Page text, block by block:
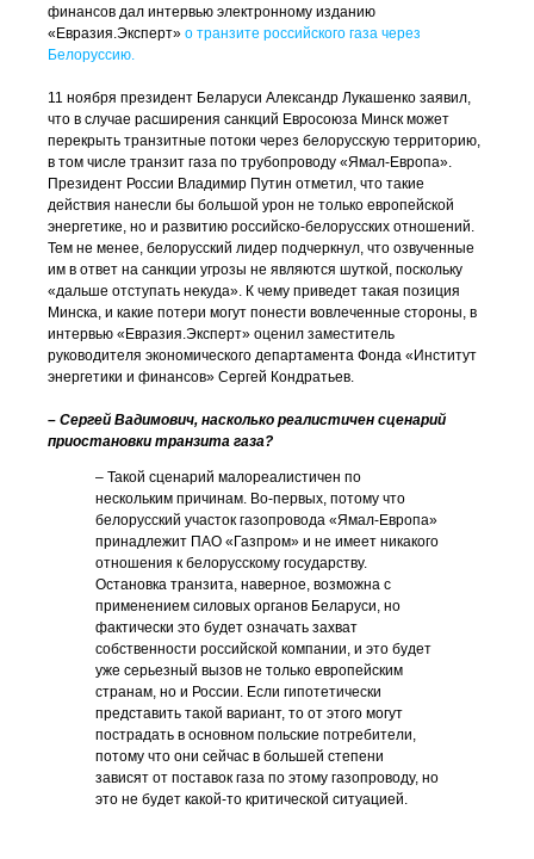
финансов дал интервью электронному изданию
«Евразия.Эксперт» о транзите российского газа через
Белоруссию.
11 ноября президент Беларуси Александр Лукашенко заявил,
что в случае расширения санкций Евросоюза Минск может
перекрыть транзитные потоки через белорусскую территорию,
в том числе транзит газа по трубопроводу «Ямал-Европа».
Президент России Владимир Путин отметил, что такие
действия нанесли бы большой урон не только европейской
энергетике, но и развитию российско-белорусских отношений.
Тем не менее, белорусский лидер подчеркнул, что озвученные
им в ответ на санкции угрозы не являются шуткой, поскольку
«дальше отступать некуда». К чему приведет такая позиция
Минска, и какие потери могут понести вовлеченные стороны, в
интервью «Евразия.Эксперт» оценил заместитель
руководителя экономического департамента Фонда «Институт
энергетики и финансов» Сергей Кондратьев.
– Сергей Вадимович, насколько реалистичен сценарий
приостановки транзита газа?
– Такой сценарий малореалистичен по
нескольким причинам. Во-первых, потому что
белорусский участок газопровода «Ямал-Европа»
принадлежит ПАО «Газпром» и не имеет никакого
отношения к белорусскому государству.
Остановка транзита, наверное, возможна с
применением силовых органов Беларуси, но
фактически это будет означать захват
собственности российской компании, и это будет
уже серьезный вызов не только европейским
странам, но и России. Если гипотетически
представить такой вариант, то от этого могут
пострадать в основном польские потребители,
потому что они сейчас в большей степени
зависят от поставок газа по этому газопроводу, но
это не будет какой-то критической ситуацией.